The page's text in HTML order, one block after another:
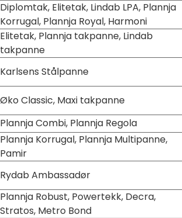
Diplomtak, Elitetak, Lindab LPA, Plannja
Korrugal, Plannja Royal, Harmoni
Elitetak, Plannja takpanne, Lindab
takpanne
Karlsens Stålpanne
Øko Classic, Maxi takpanne
Plannja Combi, Plannja Regola
Plannja Korrugal, Plannja Multipanne,
Pamir
Rydab Ambassadør
Plannja Robust, Powertekk, Decra,
Stratos, Metro Bond